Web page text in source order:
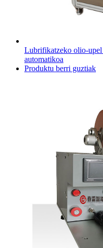
Lubrifikatzeko olio-upel
automatikoa
Produktu berri guztiak